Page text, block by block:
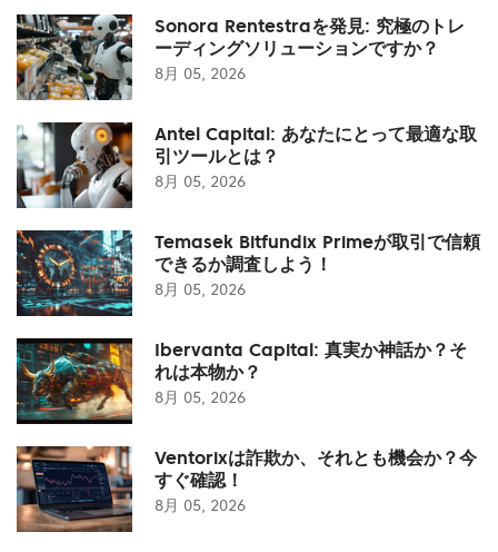
Sonora Rentestraを発見: 究極のトレ
ーディングソリューションですか？
8月 05, 2026
Antel Capital: あなたにとって最適な取
引ツールとは？
8月 05, 2026
Temasek Bitfundix Primeが取引で信頼
できるか調査しよう！
8月 05, 2026
Ibervanta Capital: 真実か神話か？そ
れは本物か？
8月 05, 2026
Ventorixは詐欺か、それとも機会か？今
すぐ確認！
8月 05, 2026